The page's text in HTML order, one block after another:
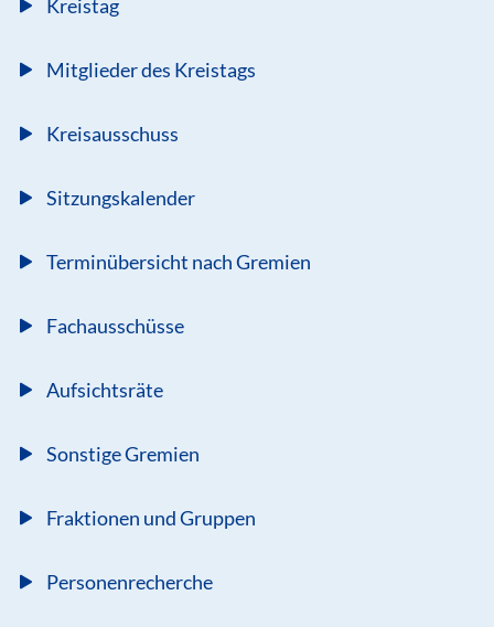
Kreistag
Mitglieder des Kreistags
Kreisausschuss
Sitzungskalender
Terminübersicht nach Gremien
Fachausschüsse
Aufsichtsräte
Sonstige Gremien
Fraktionen und Gruppen
Personenrecherche